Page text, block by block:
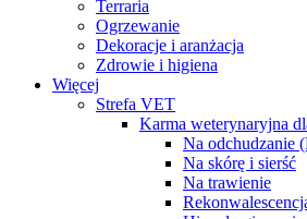
Terraria
Ogrzewanie
Dekoracje i aranżacja
Zdrowie i higiena
Więcej
Strefa VET
Karma weterynaryjna
Na odchudzanie
Na skórę i sierść
Na trawienie